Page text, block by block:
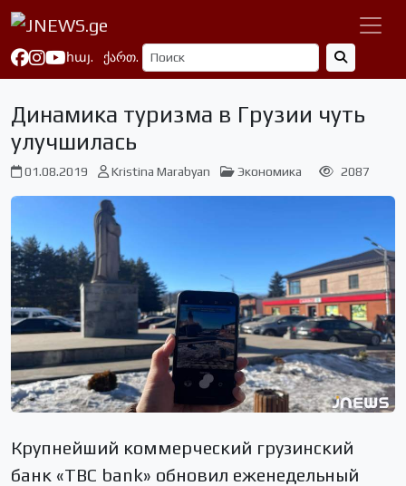
հայ. ქართ.
Динамика туризма в Грузии чуть
улучшилась
01.08.2019 Kristina Marabyan Экономика 2087
Крупнейший коммерческий грузинский
банк «ТBC bank» обновил еженедельный